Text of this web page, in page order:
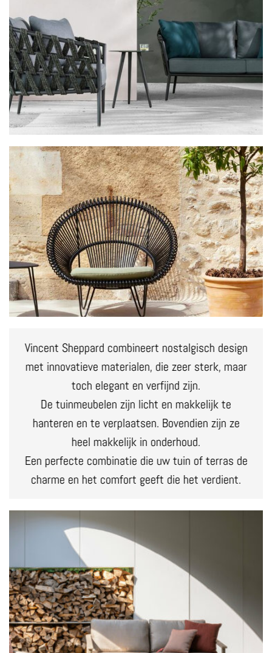
Vincent Sheppard combineert nostalgisch design
met innovatieve materialen, die zeer sterk, maar
toch elegant en verfijnd zijn.
De tuinmeubelen zijn licht en makkelijk te
hanteren en te verplaatsen. Bovendien zijn ze
heel makkelijk in onderhoud.
Een perfecte combinatie die uw tuin of terras de
charme en het comfort geeft die het verdient.